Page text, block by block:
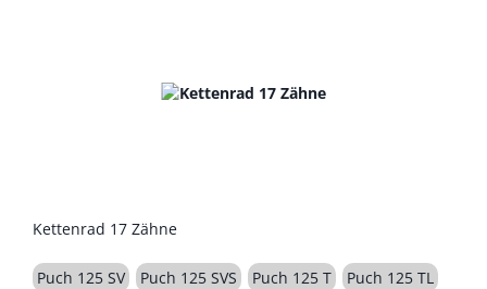
Kettenrad 17 Zähne
Puch 125 SV Puch 125 SVS Puch 125 T Puch 125 TL